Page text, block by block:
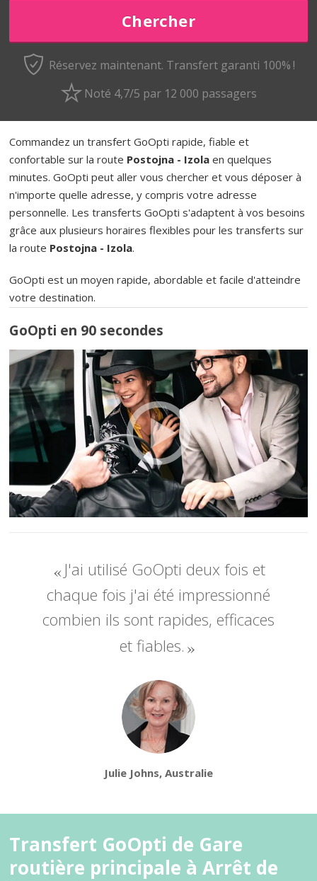
Réservez maintenant. Transfert garanti 100% !
Noté 4,7/5 par 12 000 passagers
Commandez un transfert GoOpti rapide, fiable et
confortable sur la route Postojna - Izola en quelques
minutes. GoOpti peut aller vous chercher et vous déposer à
n'importe quelle adresse, y compris votre adresse
personnelle. Les transferts GoOpti s'adaptent à vos besoins
grâce aux plusieurs horaires flexibles pour les transferts sur
la route Postojna - Izola.
GoOpti est un moyen rapide, abordable et facile d'atteindre
votre destination.
GoOpti en 90 secondes
J'ai utilisé GoOpti deux fois et
chaque fois j'ai été impressionné
combien ils sont rapides, efficaces
et fiables.
Julie Johns, Australie
Transfert GoOpti de Gare
routière principale à Arrêt de